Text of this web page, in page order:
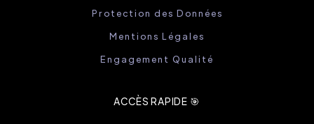
Protection des Données
Mentions Légales
Engagement Qualité
ACCÈS RAPIDE 🎯